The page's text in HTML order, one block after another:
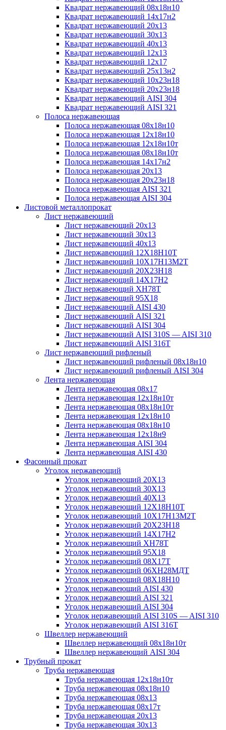
Квадрат нержавеющий 08х18н10
Квадрат нержавеющий 14х17н2
Квадрат нержавеющий 20х13
Квадрат нержавеющий 30х13
Квадрат нержавеющий 40х13
Квадрат нержавеющий 12х13
Квадрат нержавеющий 12х17
Квадрат нержавеющий 25х13н2
Квадрат нержавеющий 10х23н18
Квадрат нержавеющий 20х23н18
Квадрат нержавеющий AISI 304
Квадрат нержавеющий AISI 321
Полоса нержавеющая
Полоса нержавеющая 08х18н10
Полоса нержавеющая 12х18н10
Полоса нержавеющая 12х18н10т
Полоса нержавеющая 08х18н10т
Полоса нержавеющая 14х17н2
Полоса нержавеющая 20х13
Полоса нержавеющая 20х23н18
Полоса нержавеющая AISI 321
Полоса нержавеющая AISI 304
Листовой металлопрокат
Лист нержавеющий
Лист нержавеющий 20х13
Лист нержавеющий 30х13
Лист нержавеющий 40х13
Лист нержавеющий 12Х18Н10Т
Лист нержавеющий 10Х17Н13М2T
Лист нержавеющий 20Х23Н18
Лист нержавеющий 14Х17Н2
Лист нержавеющий ХН78Т
Лист нержавеющий 95Х18
Лист нержавеющий AISI 430
Лист нержавеющий AISI 321
Лист нержавеющий AISI 304
Лист нержавеющий AISI 310S — AISI 310
Лист нержавеющий AISI 316T
Лист нержавеющий рифленый
Лист нержавеющий рифленый 08х18н10
Лист нержавеющий рифленый AISI 304
Лента нержавеющая
Лента нержавеющая 08х17
Лента нержавеющая 12х18н10т
Лента нержавеющая 08х18н10т
Лента нержавеющая 12х18н10
Лента нержавеющая 08х18н10
Лента нержавеющая 12х18н9
Лента нержавеющая AISI 304
Лента нержавеющая AISI 430
Фасонный прокат
Уголок нержавеющий
Уголок нержавеющий 20Х13
Уголок нержавеющий 30Х13
Уголок нержавеющий 40Х13
Уголок нержавеющий 12Х18Н10Т
Уголок нержавеющий 10Х17Н13М2T
Уголок нержавеющий 20Х23Н18
Уголок нержавеющий 14Х17Н2
Уголок нержавеющий ХН78Т
Уголок нержавеющий 95Х18
Уголок нержавеющий 08Х17Т
Уголок нержавеющий 06ХН28МДТ
Уголок нержавеющий 08Х18Н10
Уголок нержавеющий AISI 430
Уголок нержавеющий AISI 321
Уголок нержавеющий AISI 304
Уголок нержавеющий AISI 310S — AISI 310
Уголок нержавеющий AISI 316T
Швеллер нержавеющий
Швеллер нержавеющий 08х18н10т
Швеллер нержавеющий AISI 304
Трубный прокат
Труба нержавеющая
Труба нержавеющая 12х18н10т
Труба нержавеющая 08х18н10
Труба нержавеющая 08х13
Труба нержавеющая 08х17т
Труба нержавеющая 20х13
Труба нержавеющая 30х13